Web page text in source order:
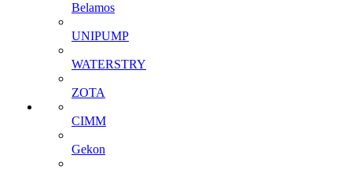
Belamos
UNIPUMP
WATERSTRY
ZOTA
CIMM
Gekon